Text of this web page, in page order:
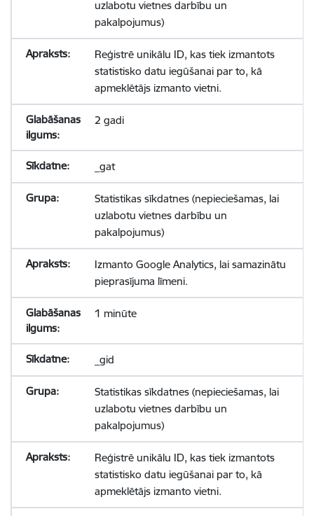
uzlabotu vietnes darbību un
pakalpojumus)
Reģistrē unikālu ID, kas tiek izmantots
statistisko datu iegūšanai par to, kā
apmeklētājs izmanto vietni.
2 gadi
_gat
Statistikas sīkdatnes (nepieciešamas, lai
uzlabotu vietnes darbību un
pakalpojumus)
Izmanto Google Analytics, lai samazinātu
pieprasījuma līmeni.
1 minūte
_gid
Statistikas sīkdatnes (nepieciešamas, lai
uzlabotu vietnes darbību un
pakalpojumus)
Reģistrē unikālu ID, kas tiek izmantots
statistisko datu iegūšanai par to, kā
apmeklētājs izmanto vietni.